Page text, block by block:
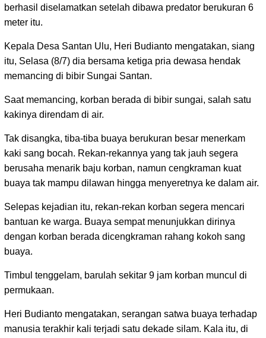
berhasil diselamatkan setelah dibawa predator berukuran 6
meter itu.
Kepala Desa Santan Ulu, Heri Budianto mengatakan, siang
itu, Selasa (8/7) dia bersama ketiga pria dewasa hendak
memancing di bibir Sungai Santan.
Saat memancing, korban berada di bibir sungai, salah satu
kakinya direndam di air.
Tak disangka, tiba-tiba buaya berukuran besar menerkam
kaki sang bocah. Rekan-rekannya yang tak jauh segera
berusaha menarik baju korban, namun cengkraman kuat
buaya tak mampu dilawan hingga menyeretnya ke dalam air.
Selepas kejadian itu, rekan-rekan korban segera mencari
bantuan ke warga. Buaya sempat menunjukkan dirinya
dengan korban berada dicengkraman rahang kokoh sang
buaya.
Timbul tenggelam, barulah sekitar 9 jam korban muncul di
permukaan.
Heri Budianto mengatakan, serangan satwa buaya terhadap
manusia terakhir kali terjadi satu dekade silam. Kala itu, di